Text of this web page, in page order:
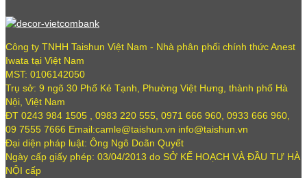
Công ty TNHH Taishun Việt Nam - Nhà phân phối chính thức Anest
Iwata tại Việt Nam
MST: 0106142050
Trụ sở: 9 ngõ 30 Phố Kẻ Tạnh, Phường Việt Hưng, thành phố Hà
Nội, Việt Nam
ĐT 0243 984 1505 , 0983 220 555, 0971 666 960, 0933 666 960,
09 7555 7666 Email:camle@taishun.vn info@taishun.vn
Đại diện pháp luật: Ông Ngô Doãn Quyết
Ngày cấp giấy phép: 03/04/2013 do SỞ KẾ HOẠCH VÀ ĐẦU TƯ HÀ
NỘI cấp